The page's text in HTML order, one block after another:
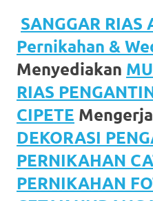
replica
watches.
24
Hours
Online
replica
rolex.
SANGGAR
Pernikahan &
Menyediakan
RIAS
CIPETE
DEKORASI
PERNIKAHAN
PERNIKAHAN